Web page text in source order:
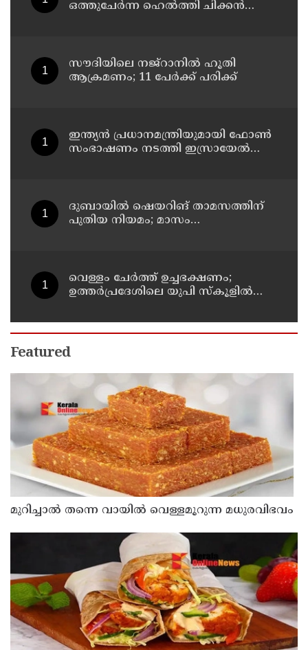
ഒത്തുചേർന്ന ഹെൽത്തി ചിക്കൻ
സൗദിയിലെ നജ്റാനില്‍ ഹൂതി
ആക്രമണം; 11 പേര്‍ക്ക് പരിക്ക്
ഇന്ത്യൻ പ്രധാനമന്ത്രിയുമായി ഫോൺ
സംഭാഷണം നടത്തി ഇസ്രായേൽ
ദുബായില്‍ ഷെയറിങ് താമസത്തിന്
പുതിയ നിയമം; മാസം
വെള്ളം ചേര്‍ത്ത് ഉച്ചഭക്ഷണം;
ഉത്തര്‍പ്രദേശിലെ യുപി സ്‌കൂളില്‍
Featured
മുറിച്ചാൽ തന്നെ വായിൽ വെള്ളമൂറുന്ന മധുരവിഭവം